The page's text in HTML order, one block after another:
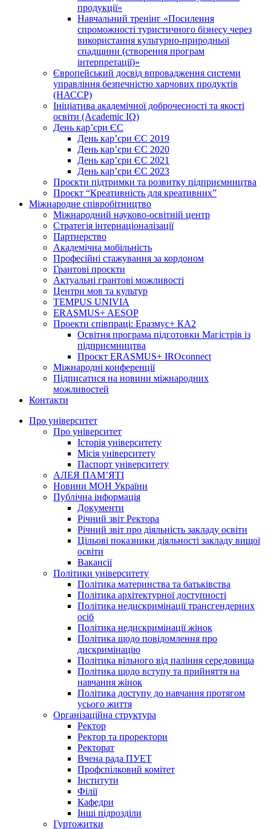
продукції»
Навчальний тренінг «Посилення
спроможності туристичного бізнесу через
використання культурно-природньої
спадщини (створення програм
інтерпретації)»
Європейський досвід впровадження системи
управління безпечністю харчових продуктів
(НАССР)
Ініціатива академічної доброчесності та якості
освіти (Academic IQ)
День кар’єри ЄС
День кар’єри ЄС 2019
День кар’єри ЄС 2020
День кар’єри ЄС 2021
День кар’єри ЄС 2023
Проєкти підтримки та розвитку підприємництва
Проєкт “Креативність для креативних”
Міжнародне співробітництво
Міжнародний науково-освітній центр
Стратегія інтернаціоналізації
Партнерство
Академічна мобільність
Професійні стажування за кордоном
Грантові проєкти
Актуальні грантові можливості
Центри мов та культур
TEMPUS UNIVIA
ERASMUS+ AESOP
Проекти співпраці: Еразмус+ КА2
Освітня програма підготовки Магістрів із
підприємництва
Проєкт ERASMUS+ IROconnect
Міжнародні конференції
Підписатися на новини міжнародних
можливостей
Контакти
Про університет
Про університет
Історія університету
Місія університету
Паспорт університету
АЛЕЯ ПАМ’ЯТІ
Новини МОН України
Публічна інформація
Документи
Річний звіт Ректора
Річний звіт про діяльність закладу освіти
Цільові показники діяльності закладу вищої
освіти
Вакансії
Політики університету
Політика материнства та батьківства
Політика архітектурної доступності
Політика недискримінації трансгендерних
осіб
Політика недискримінації жінок
Політика щодо повідомлення про
дискримінацію
Політика вільного від паління середовища
Політика щодо вступу та прийняття на
навчання жінок
Політика доступу до навчання протягом
усього життя
Організаційна структура
Ректор
Ректор та проректори
Ректорат
Вчена рада ПУЕТ
Профспілковий комітет
Інститути
Філії
Кафедри
Інші підрозділи
Гуртожитки